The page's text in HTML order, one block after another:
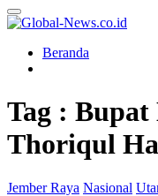
Primary
Menu
Beranda
Tag :
Thoriqul
Jember Raya Nasional